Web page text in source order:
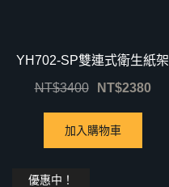
YH702-SP雙連式衛生紙架
NT$3400 NT$2380
加入購物車
優惠中！